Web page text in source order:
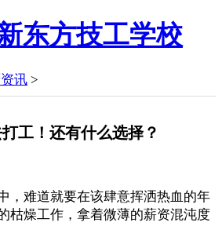
讯 >
工！还有什么选择？
，难道就要在该肆意挥洒热血的年
枯燥工作，拿着微薄的薪资混沌度